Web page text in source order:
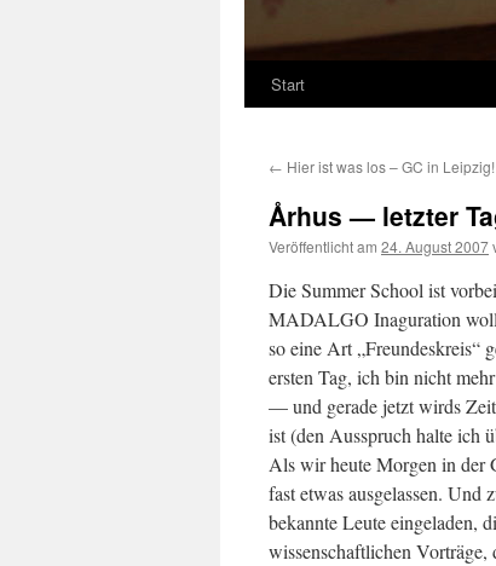
Start
← Hier ist was los – GC in Leipzig!
Århus — letzter
Veröffentlicht am 24. August 2007
Die Summer School ist
MADALGO Inaguration
so eine Art „Freundeskreis“
ersten Tag, ich bin nicht
— und gerade jetzt wirds
ist (den Ausspruch halte ich
Als wir heute Morgen in der
fast etwas ausgelassen.
bekannte Leute eingeladen,
wissenschaftlichen